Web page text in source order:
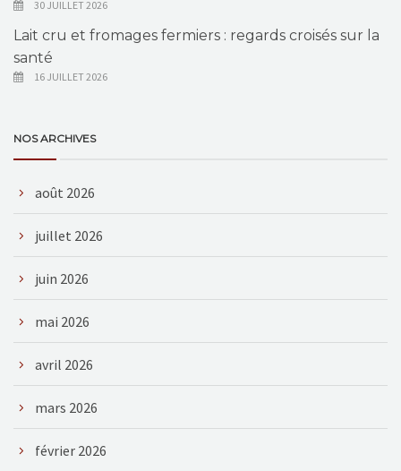
30 JUILLET 2026
Lait cru et fromages fermiers : regards croisés sur la
santé
16 JUILLET 2026
NOS ARCHIVES
août 2026
juillet 2026
juin 2026
mai 2026
avril 2026
mars 2026
février 2026